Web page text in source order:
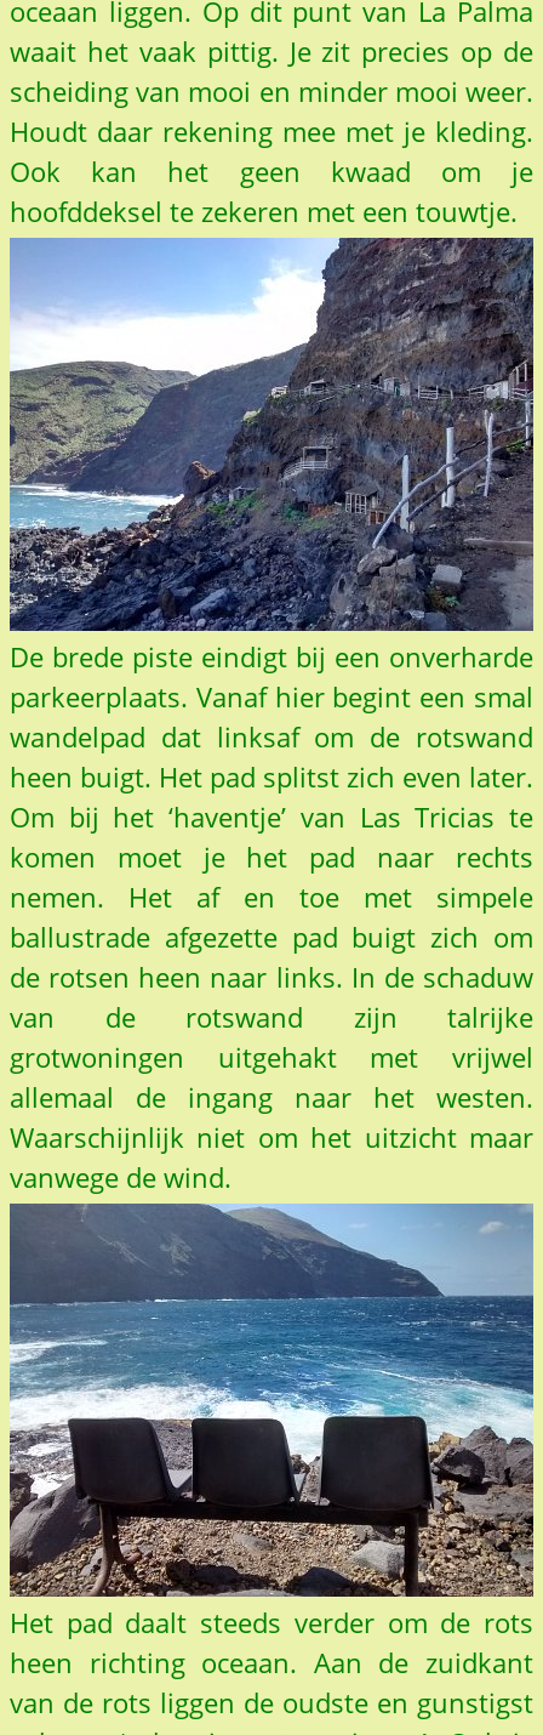
oceaan liggen. Op dit punt van La Palma
waait het vaak pittig. Je zit precies op de
scheiding van mooi en minder mooi weer.
Houdt daar rekening mee met je kleding.
Ook kan het geen kwaad om je
hoofddeksel te zekeren met een touwtje.
De brede piste eindigt bij een onverharde
parkeerplaats. Vanaf hier begint een smal
wandelpad dat linksaf om de rotswand
heen buigt. Het pad splitst zich even later.
Om bij het ‘haventje’ van Las Tricias te
komen moet je het pad naar rechts
nemen. Het af en toe met simpele
ballustrade afgezette pad buigt zich om
de rotsen heen naar links. In de schaduw
van de rotswand zijn talrijke
grotwoningen uitgehakt met vrijwel
allemaal de ingang naar het westen.
Waarschijnlijk niet om het uitzicht maar
vanwege de wind.
Het pad daalt steeds verder om de rots
heen richting oceaan. Aan de zuidkant
van de rots liggen de oudste en gunstigst